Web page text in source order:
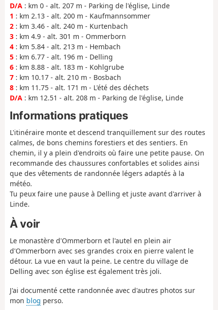
D/A : km 0 - alt. 207 m - Parking de l'église, Linde
1 : km 2.13 - alt. 200 m - Kaufmannsommer
2 : km 3.46 - alt. 240 m - Kurtenbach
3 : km 4.9 - alt. 301 m - Ommerborn
4 : km 5.84 - alt. 213 m - Hembach
5 : km 6.77 - alt. 196 m - Delling
6 : km 8.88 - alt. 183 m - Kohlgrube
7 : km 10.17 - alt. 210 m - Bosbach
8 : km 11.75 - alt. 171 m - L'été des déchets
D/A : km 12.51 - alt. 208 m - Parking de l'église, Linde
Informations pratiques
L'itinéraire monte et descend tranquillement sur des routes
calmes, de bons chemins forestiers et des sentiers. En
chemin, il y a plein d'endroits où faire une petite pause. On
recommande des chaussures confortables et solides ainsi
que des vêtements de randonnée légers adaptés à la
météo.
Tu peux faire une pause à Delling et juste avant d'arriver à
Linde.
À voir
Le monastère d'Ommerborn et l'autel en plein air
d'Ommerborn avec ses grandes croix en pierre valent le
détour. La vue en vaut la peine. Le centre du village de
Delling avec son église est également très joli.
J'ai documenté cette randonnée avec d'autres photos sur
mon blog perso.